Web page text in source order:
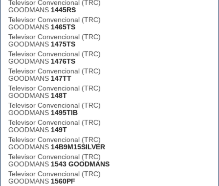
Televisor Convencional (TRC)
GOODMANS 1445RS
Televisor Convencional (TRC)
GOODMANS 1465TS
Televisor Convencional (TRC)
GOODMANS 1475TS
Televisor Convencional (TRC)
GOODMANS 1476TS
Televisor Convencional (TRC)
GOODMANS 147TT
Televisor Convencional (TRC)
GOODMANS 148T
Televisor Convencional (TRC)
GOODMANS 1495TIB
Televisor Convencional (TRC)
GOODMANS 149T
Televisor Convencional (TRC)
GOODMANS 14B9M15SILVER
Televisor Convencional (TRC)
GOODMANS 1543 GOODMANS
Televisor Convencional (TRC)
GOODMANS 1560PF